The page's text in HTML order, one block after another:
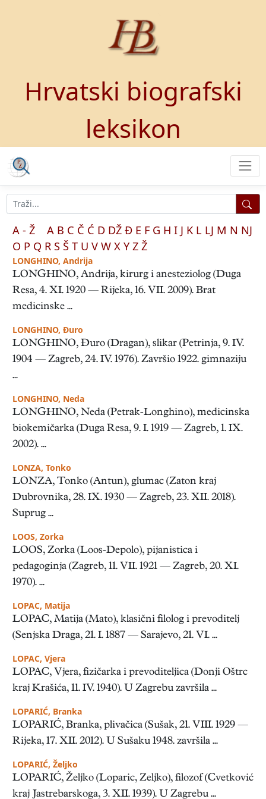
Hrvatski biografski
leksikon
A - Ž A B C Č Ć D DŽ Đ E F G H I J K L LJ M N NJ
O P Q R S Š T U V W X Y Z Ž
LONGHINO, Andrija
LONGHINO, Andrija, kirurg i anesteziolog (Duga
Resa, 4. XI. 1920 — Rijeka, 16. VII. 2009). Brat
medicinske ...
LONGHINO, Đuro
LONGHINO, Đuro (Dragan), slikar (Petrinja, 9. IV.
1904 — Zagreb, 24. IV. 1976). Završio 1922. gimnaziju
...
LONGHINO, Neda
LONGHINO, Neda (Petrak-Longhino), medicinska
biokemičarka (Duga Resa, 9. I. 1919 — Zagreb, 1. IX.
2002). ...
LONZA, Tonko
LONZA, Tonko (Antun), glumac (Zaton kraj
Dubrovnika, 28. IX. 1930 — Zagreb, 23. XII. 2018).
Suprug ...
LOOS, Zorka
LOOS, Zorka (Loos-Depolo), pijanistica i
pedagoginja (Zagreb, 11. VII. 1921 — Zagreb, 20. XI.
1970). ...
LOPAC, Matija
LOPAC, Matija (Mato), klasični filolog i prevoditelj
(Senjska Draga, 21. I. 1887 — Sarajevo, 21. VI. ...
LOPAC, Vjera
LOPAC, Vjera, fizičarka i prevoditeljica (Donji Oštrc
kraj Krašića, 11. IV. 1940). U Zagrebu završila ...
LOPARIĆ, Branka
LOPARIĆ, Branka, plivačica (Sušak, 21. VIII. 1929 —
Rijeka, 17. XII. 2012). U Sušaku 1948. završila ...
LOPARIĆ, Željko
LOPARIĆ, Željko (Loparic, Zeljko), filozof (Cvetković
kraj Jastrebarskoga, 3. XII. 1939). U Zagrebu ...